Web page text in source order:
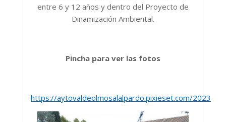
entre 6 y 12 años y dentro del Proyecto de
Dinamización Ambiental.
Pincha para ver las fotos
https://aytovaldeolmosalalpardo.pixieset.com/